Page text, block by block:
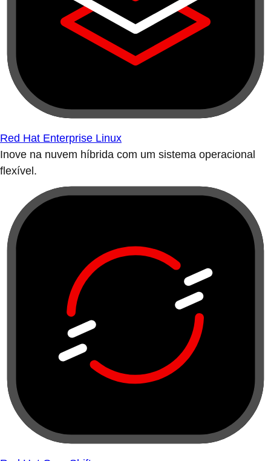
Red Hat Enterprise Linux
Inove na nuvem híbrida com um sistema operacional
flexível.